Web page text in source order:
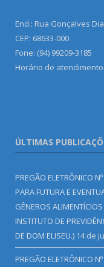
End.: Rua Gonçalves
CEP: 68633-000
Fone: (94) 99209-3185
Horário de
ÚLTIMAS
PREGÃO ELETRÔNICO
PARA FUTURA E
GÊNEROS
INSTITUTO DE
DE DOM ELISEU.) 14 de
PREGÃO ELETRÔNICO